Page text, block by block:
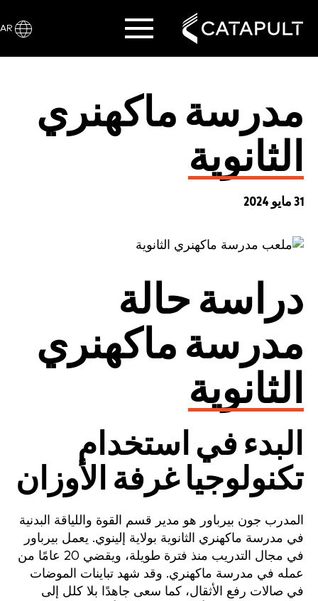
مدرسة ماكهنري
الثانوية
31 مايو 2024
دراسة حالة
مدرسة ماكهنري
الثانوية
البدء في استخدام
تكنولوجيا غرفة الأوزان
المدرب جون بيرباور هو مدير قسم القوة واللياقة البدنية
في مدرسة ماكهنري الثانوية بولاية إلينوي. يعمل بيرباور
في مجال التدريب منذ فترة طويلة، ويقضي 20 عامًا من
عمله في مدرسة ماكهنري. وقد شهد تباينات الموضات
في صالات رفع الأثقال، كما سعى جاهدًا بلا كلل إلى